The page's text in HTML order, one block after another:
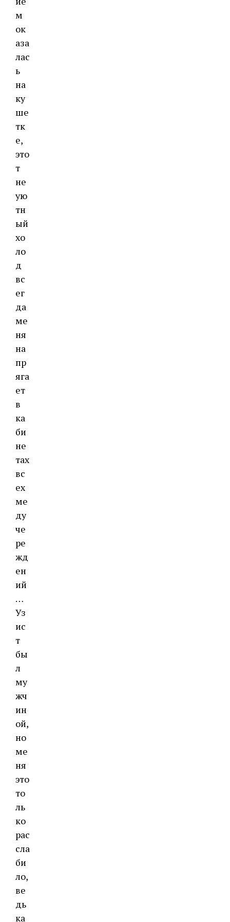
м
ок
аза
лас
ь
на
ку
ше
тк
е,
это
т
не
ую
тн
ый
хо
ло
д
вс
ег
да
ме
ня
на
пр
яга
ет
в
ка
би
не
тах
вс
ех
ме
ду
че
ре
жд
ен
ий
…
Уз
ис
т
бы
л
му
жч
ин
ой,
но
ме
ня
это
то
ль
ко
рас
сла
би
ло,
ве
дь
ка